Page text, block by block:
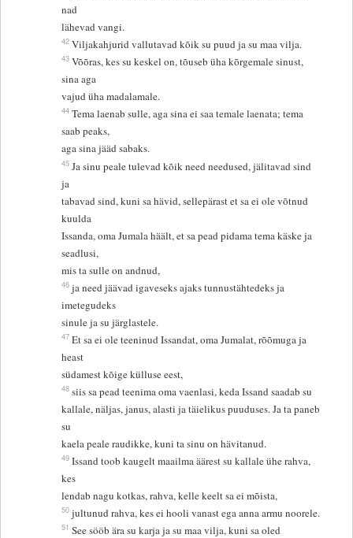
nad
lähevad vangi.
42 Viljakahjurid vallutavad kõik su puud ja su maa vilja.
43 Võõras, kes su keskel on, tõuseb üha kõrgemale sinust,
sina aga
vajud üha madalamale.
44 Tema laenab sulle, aga sina ei saa temale laenata; tema
saab peaks,
aga sina jääd sabaks.
45 Ja sinu peale tulevad kõik need needused, jälitavad sind
ja
tabavad sind, kuni sa hävid, sellepärast et sa ei ole võtnud
kuulda
Issanda, oma Jumala häält, et sa pead pidama tema käske ja
seadlusi,
mis ta sulle on andnud,
46 ja need jäävad igaveseks ajaks tunnustähtedeks ja
imetegudeks
sinule ja su järglastele.
47 Et sa ei ole teeninud Issandat, oma Jumalat, rõõmuga ja
heast
südamest kõige külluse eest,
48 siis sa pead teenima oma vaenlasi, keda Issand saadab su
kallale, näljas, janus, alasti ja täielikus puuduses. Ja ta paneb
su
kaela peale raudikke, kuni ta sinu on hävitanud.
49 Issand toob kaugelt maailma äärest su kallale ühe rahva,
kes
lendab nagu kotkas, rahva, kelle keelt sa ei mõista,
50 jultunud rahva, kes ei hooli vanast ega anna armu noorele.
51 See sööb ära su karja ja su maa vilja, kuni sa oled